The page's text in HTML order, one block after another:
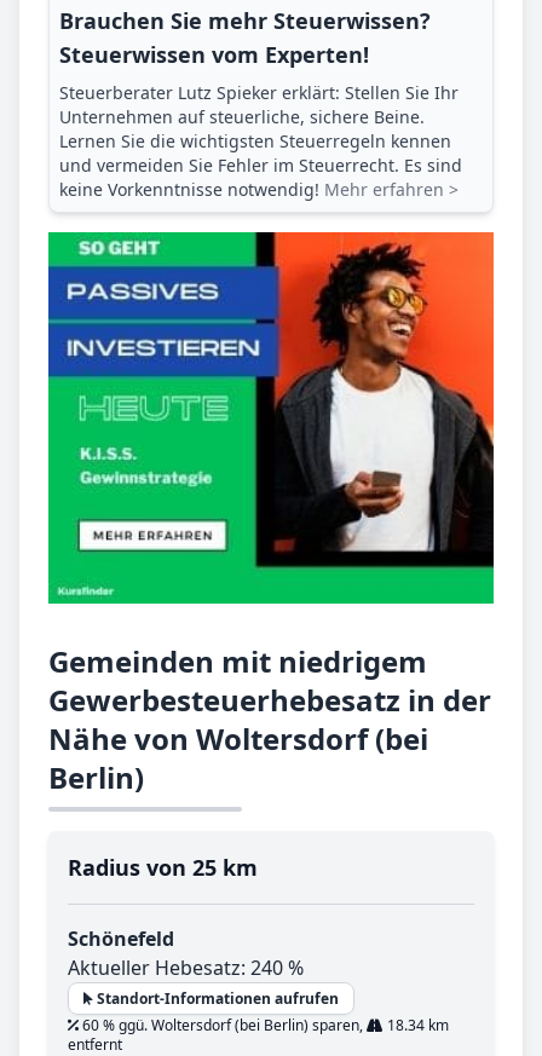
Brauchen Sie mehr Steuerwissen?
Steuerwissen vom Experten!
Steuerberater Lutz Spieker erklärt: Stellen Sie Ihr
Unternehmen auf steuerliche, sichere Beine.
Lernen Sie die wichtigsten Steuerregeln kennen
und vermeiden Sie Fehler im Steuerrecht. Es sind
keine Vorkenntnisse notwendig! Mehr erfahren >
Gemeinden mit niedrigem
Gewerbesteuerhebesatz in der
Nähe von Woltersdorf (bei
Berlin)
Radius von 25 km
Schönefeld
Aktueller Hebesatz: 240 %
Standort-Informationen aufrufen
60 % ggü. Woltersdorf (bei Berlin) sparen,
18.34 km
entfernt